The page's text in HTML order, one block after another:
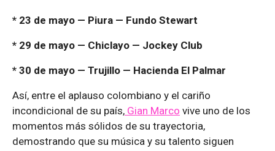
* 23 de mayo — Piura — Fundo Stewart
* 29 de mayo — Chiclayo — Jockey Club
* 30 de mayo — Trujillo — Hacienda El Palmar
Así, entre el aplauso colombiano y el cariño
incondicional de su país, Gian Marco vive uno de los
momentos más sólidos de su trayectoria,
demostrando que su música y su talento siguen